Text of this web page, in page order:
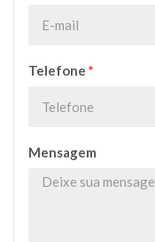
Telefone *
Mensagem